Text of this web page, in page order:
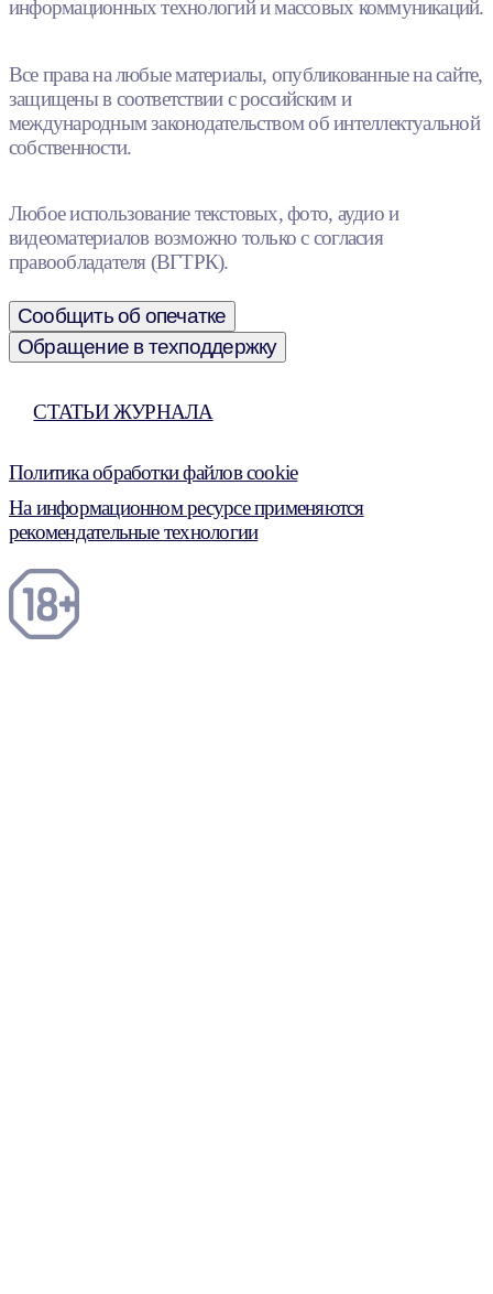
информационных технологий и массовых коммуникаций.
Все права на любые материалы, опубликованные на сайте,
защищены в соответствии с российским и
международным законодательством об интеллектуальной
собственности.
Любое использование текстовых, фото, аудио и
видеоматериалов возможно только с согласия
правообладателя (ВГТРК).
Сообщить об опечатке
Обращение в техподдержку
СТАТЬИ ЖУРНАЛА
Политика обработки файлов cookie
На информационном ресурсе применяются
рекомендательные технологии